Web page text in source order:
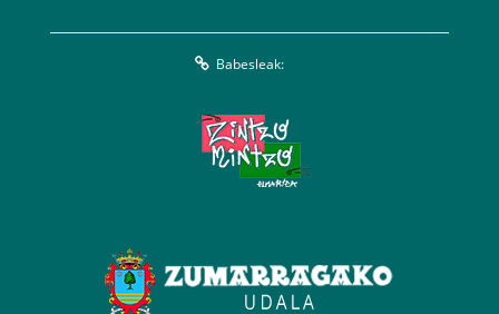
Babesleak: